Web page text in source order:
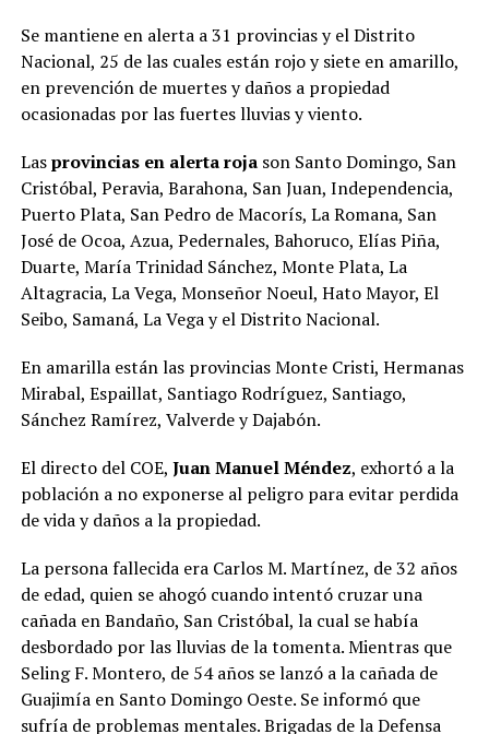
Se mantiene en alerta a 31 provincias y el Distrito
Nacional, 25 de las cuales están rojo y siete en amarillo,
en prevención de muertes y daños a propiedad
ocasionadas por las fuertes lluvias y viento.
Lasprovincias en alerta rojason Santo Domingo, San
Cristóbal, Peravia, Barahona, San Juan, Independencia,
Puerto Plata, San Pedro de Macorís, La Romana, San
José de Ocoa, Azua, Pedernales, Bahoruco, Elías Piña,
Duarte, María Trinidad Sánchez, Monte Plata, La
Altagracia, La Vega, Monseñor Noeul, Hato Mayor, El
Seibo, Samaná, La Vega y el Distrito Nacional.
En amarilla están las provincias Monte Cristi, Hermanas
Mirabal, Espaillat, Santiago Rodríguez, Santiago,
Sánchez Ramírez, Valverde y Dajabón.
El directo del COE, Juan Manuel Méndez, exhortó a la
población a no exponerse al peligro para evitar perdida
de vida y daños a la propiedad.
La persona fallecida era Carlos M. Martínez, de 32 años
de edad, quien se ahogó cuando intentó cruzar una
cañada en Bandaño, San Cristóbal, la cual se había
desbordado por las lluvias de la tomenta. Mientras que
Seling F. Montero, de 54 años se lanzó a la cañada de
Guajimía en Santo Domingo Oeste. Se informó que
sufría de problemas mentales. Brigadas de la Defensa